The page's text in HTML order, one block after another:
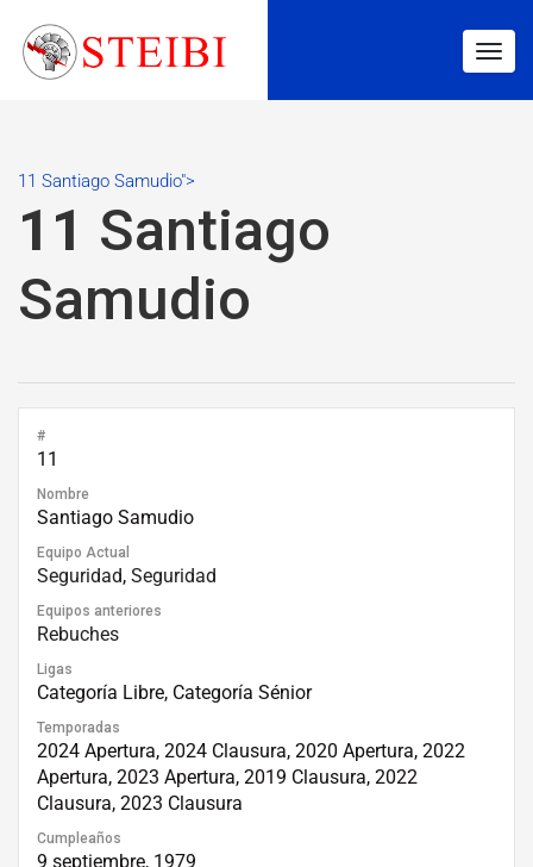
11 Santiago Samudio">
11 Santiago
Samudio
#
11
Nombre
Santiago Samudio
Equipo Actual
Seguridad, Seguridad
Equipos anteriores
Rebuches
Ligas
Categoría Libre, Categoría Sénior
Temporadas
2024 Apertura, 2024 Clausura, 2020 Apertura, 2022
Apertura, 2023 Apertura, 2019 Clausura, 2022
Clausura, 2023 Clausura
Cumpleaños
9 septiembre, 1979